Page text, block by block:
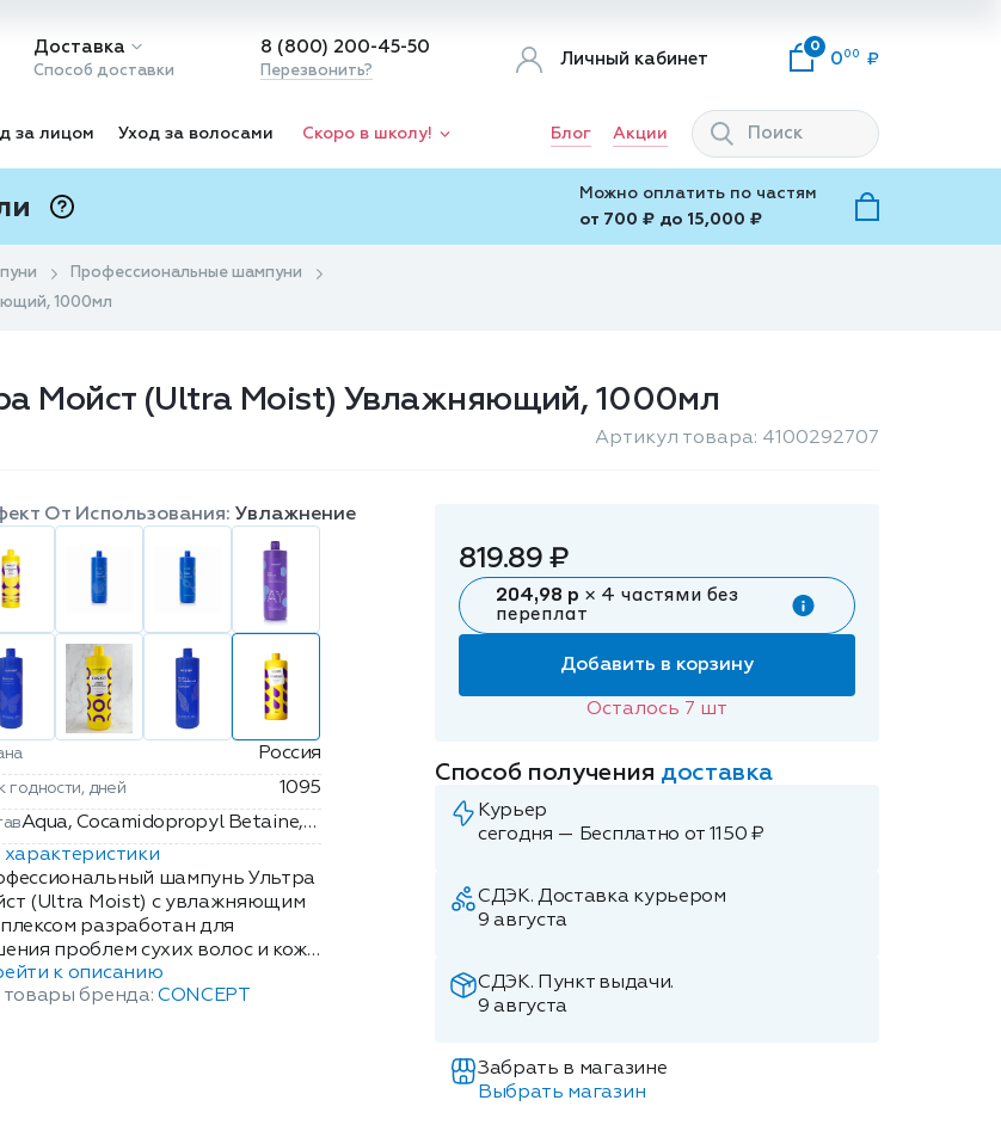
Доставка
Способ доставки
8 (800) 200-45-50
Перезвонить?
Личный кабинет
0
0 00
за лицом Уход за волосами Скоро в школу! Блог Акции
Можно оплатить по частям
от 700 ₽ до 15,000 ₽
Профессиональные шампуни
1000мл
Мойст (Ultra Moist) Увлажняющий, 1000мл
Артикул товара: 4100292707
От Использования: Увлажнение
Россия
годности, дней 1095
Aqua, Cocamidopropyl Betaine,
Sodium Laureth Sulfate,
Disodium Laureth Sulfosuccinate,
Sodium Cocoamphoacetate,
Glycerin, Sodium Laureth-5
Сarboxylate, Sodium PCA,
Hydroxyethyl Urea, Ammonium
Lactate, Parfum, Lactic Acid,
характеристики
шампунь Ультра
(Ultra Moist) с увлажняющим
разработан для
проблем сухих волос и кожи
Шампунь деликатно
кожу головы и волосы,
к описанию
товары бренда: CONCEPT
819.89 ₽
204,98 р × 4 частями без
переплат
Добавить в корзину
Осталось 7 шт
Способ получения доставка
Курьер
сегодня — Бесплатно от 1150 ₽
СДЭК. Доставка курьером
9 августа
СДЭК. Пункт выдачи.
9 августа
Забрать в магазине
Выбрать магазин